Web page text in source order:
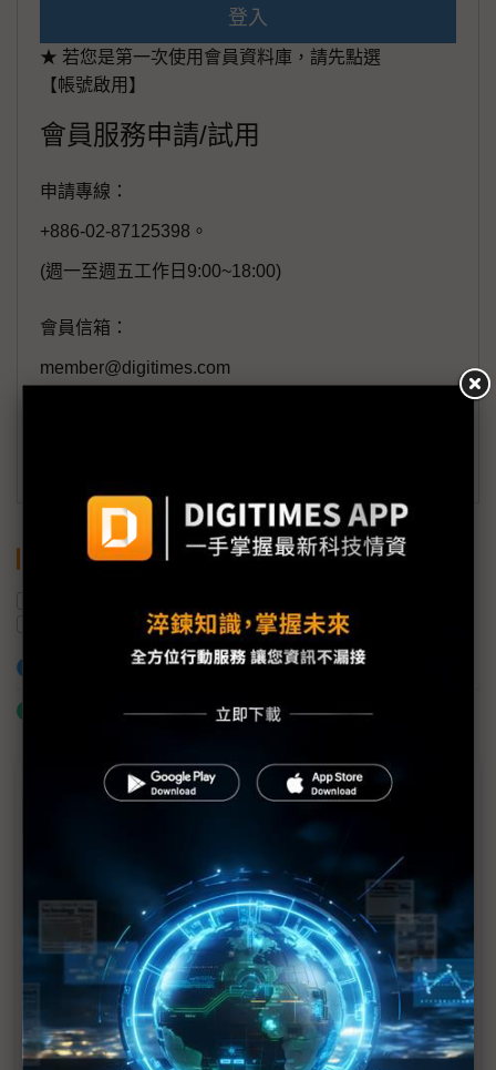
登入
★ 若您是第一次使用會員資料庫，請先點選
【帳號啟用】
會員服務申請/試用
申請專線：
+886-02-87125398。
(週一至週五工作日9:00~18:00)
會員信箱：
member@digitimes.com
關鍵字
AI
加入已選取到「關鍵字追蹤」
什麼是「關鍵字追蹤」
近７天熱門報導
MLCC訂單過熱、出貨比創高 村田示警全球AI基
2027全年記憶體產能提前售罄 買家「祕而不
宣」只怕買不夠
英特爾EMIB良率達標 聯發科第2代ASIC產品
2028準時量產